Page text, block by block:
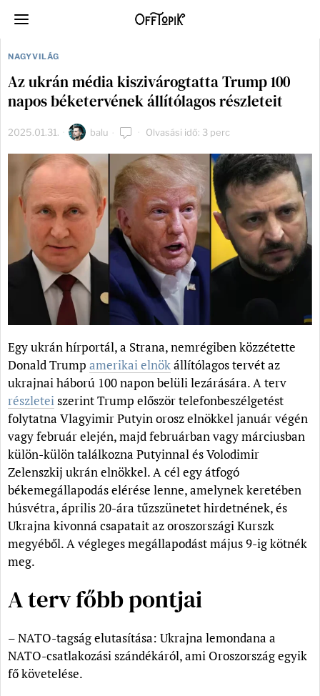
NAGYVILÁG
Az ukrán média kiszivárogtatta Trump 100
napos béketervének állítólagos részleteit
2025.01.31. balu Olvasási idő: 3 perc
Egy ukrán hírportál, a Strana, nemrégiben közzétette
Donald Trump amerikai elnökállítólagos tervét az
ukrajnai háború 100 napon belüli lezárására. A terv
részleteiszerint Trump először telefonbeszélgetést
folytatna Vlagyimir Putyin orosz elnökkel január végén
vagy február elején, majd februárban vagy márciusban
külön-külön találkozna Putyinnal és Volodimir
Zelenszkij ukrán elnökkel. A cél egy átfogó
békemegállapodás elérése lenne, amelynek keretében
húsvétra, április 20-ára tűzszünetet hirdetnének, és
Ukrajna kivonná csapatait az oroszországi Kurszk
megyéből. A végleges megállapodást május 9-ig kötnék
meg.
A terv főbb pontjai
– NATO-tagság elutasítása: Ukrajna lemondana a
NATO-csatlakozási szándékáról, ami Oroszország egyik
fő követelése.